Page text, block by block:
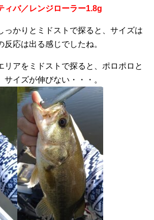
ィバ／レンジローラー1.8g
っかりとミドストで探ると、サイズは
反応は出る感じでしたね。
リアをミドストで探ると、ポロポロと
イズが伸びない・・・。